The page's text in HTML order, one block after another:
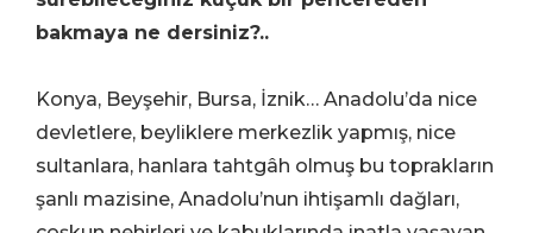
bakmaya ne dersiniz?..
Konya, Beyşehir, Bursa, İznik… Anadolu’da nice
devletlere, beyliklere merkezlik yapmış, nice
sultanlara, hanlara tahtgâh olmuş bu toprakların
şanlı mazisine, Anadolu’nun ihtişamlı dağları,